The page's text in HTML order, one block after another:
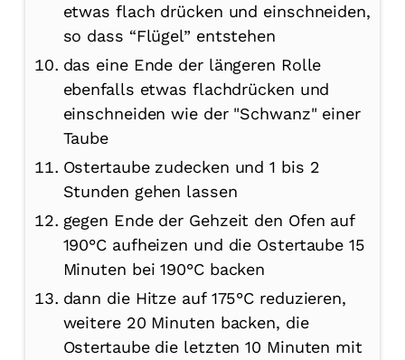
etwas flach drücken und einschneiden,
so dass “Flügel” entstehen
das eine Ende der längeren Rolle
ebenfalls etwas flachdrücken und
einschneiden wie der "Schwanz" einer
Taube
Ostertaube zudecken und 1 bis 2
Stunden gehen lassen
gegen Ende der Gehzeit den Ofen auf
190°C aufheizen und die Ostertaube 15
Minuten bei 190°C backen
dann die Hitze auf 175°C reduzieren,
weitere 20 Minuten backen, die
Ostertaube die letzten 10 Minuten mit